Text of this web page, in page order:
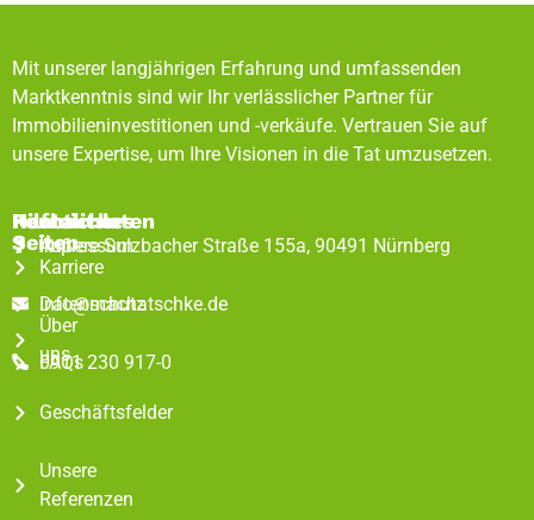
Mit unserer langjährigen Erfahrung und umfassenden
Marktkenntnis sind wir Ihr verlässlicher Partner für
Immobilieninvestitionen und -verkäufe. Vertrauen Sie auf
unsere Expertise, um Ihre Visionen in die Tat umzusetzen.
Rechtliches
Impressum
Datenschutz
FAQs
Hilfreiche
Seiten
Karriere
Über
uns
Geschäftsfelder
Unsere
Referenzen
Kontaktdaten
Äußere Sulzbacher Straße 155a, 90491 Nürnberg
info@machatschke.de
0911 230 917-0